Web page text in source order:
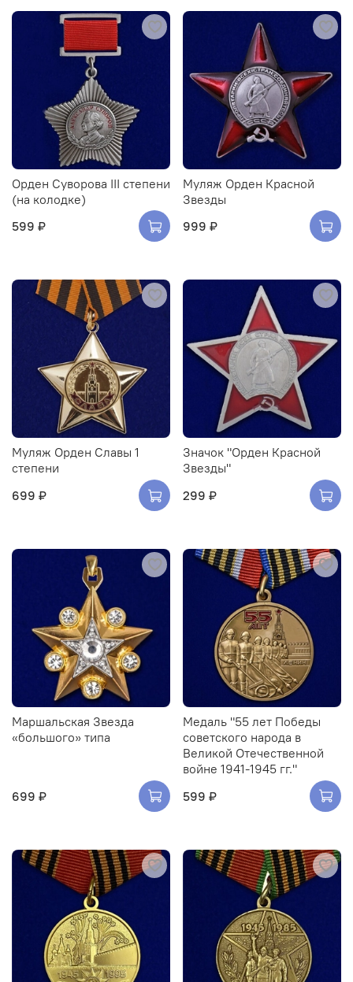
Орден Суворова III степени
(на колодке)
599 ₽
Муляж Орден Красной
Звезды
999 ₽
Муляж Орден Славы 1
степени
699 ₽
Значок "Орден Красной
Звезды"
299 ₽
Маршальская Звезда
«большого» типа
699 ₽
Медаль "55 лет Победы
советского народа в
Великой Отечественной
войне 1941-1945 гг."
599 ₽